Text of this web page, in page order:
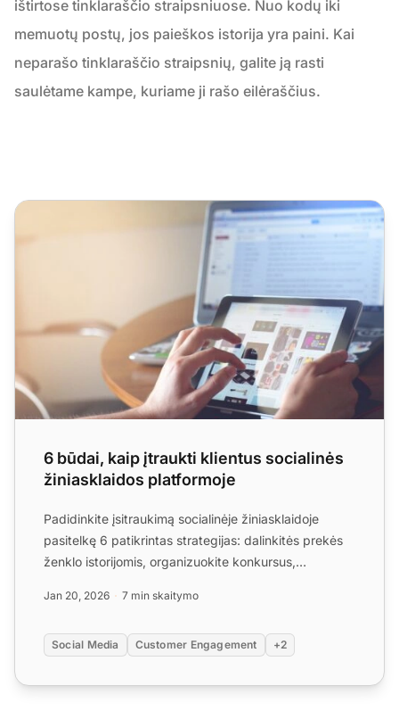
ištirtose tinklaraščio straipsniuose. Nuo kodų iki
memuotų postų, jos paieškos istorija yra paini. Kai
neparašo tinklaraščio straipsnių, galite ją rasti
saulėtame kampe, kuriame ji rašo eilėraščius.
6 būdai, kaip įtraukti klientus socialinės žiniasklaidos
6 būdai, kaip įtraukti klientus socialinės
žiniasklaidos platformoje
Padidinkite įsitraukimą socialinėje žiniasklaidoje
pasitelkę 6 patikrintas strategijas: dalinkitės prekės
ženklo istorijomis, organizuokite konkursus,
Jan 20, 2026 7 min skaitymo
Social Media Customer Engagement +2